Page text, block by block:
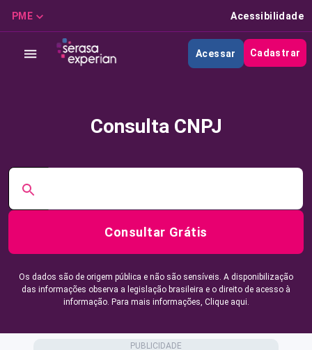
PME Acessibilidade
Acessar Cadastrar
Consulta CNPJ
Consultar Grátis
Os dados são de origem pública e não são sensíveis. A disponibilização
das informações observa a legislação brasileira e o direito de acesso à
informação. Para mais informações, Clique aqui.